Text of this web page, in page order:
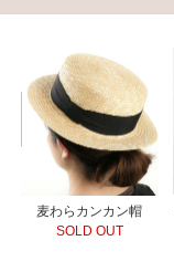
麦わらカンカン帽
SOLD OUT